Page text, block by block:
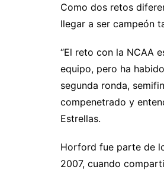
Como dos retos
llegar a ser campeón
“El reto con la NCAA
equipo, pero ha
segunda ronda,
compenetrado y
Estrellas.
Horford fue parte de
2007, cuando